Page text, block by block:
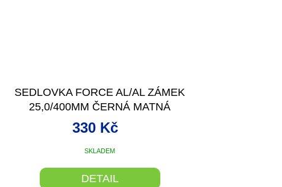
SEDLOVKA FORCE AL/AL ZÁMEK
25,0/400MM ČERNÁ MATNÁ
SKLADEM
330 Kč
DETAIL